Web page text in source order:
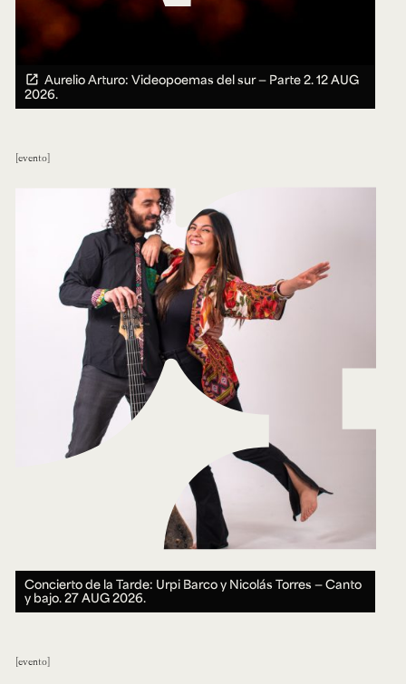
Aurelio Arturo: Videopoemas del sur — Parte 2.12 AUG
2026.
evento
Concierto de la Tarde: Urpi Barco y Nicolás Torres — Canto
y bajo.27 AUG 2026.
evento